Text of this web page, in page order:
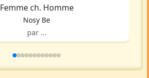
Femme ch. Homme
Nosy Be
par ...